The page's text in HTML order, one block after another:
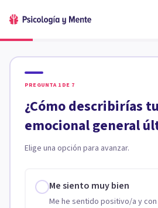
PREGUNTA 1 DE 7
¿Cómo describirías
emocional general
Elige una opción para avanzar.
Me siento muy bien
Me he sentido positivo/a y